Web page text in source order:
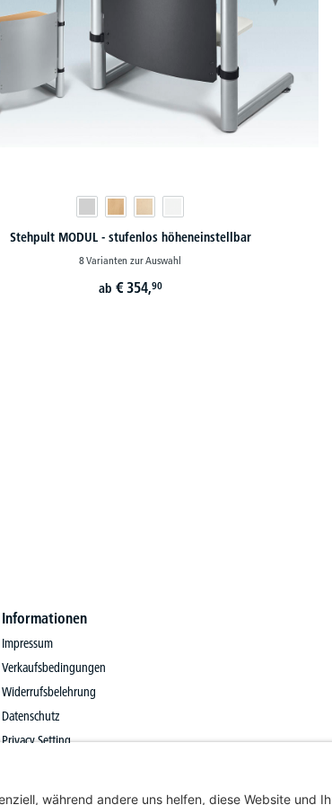
Stehpult MODUL - stufenlos höheneinstellbar
8 Varianten zur Auswahl
ab € 354,90
Informationen
Impressum
Verkaufsbedingungen
Widerrufsbelehrung
Datenschutz
Privacy Setting